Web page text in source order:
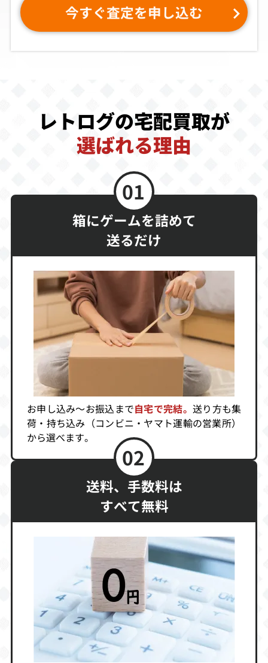
ダイナマイト刑
事2 2
ゴーレムのまい
ご
ヴァンパイア ク
ロニクル フォー
マッチングサー
630
燃えろ！ジャス
ティス学園
買取価格
600
ザ・キング・オ
ブ・ファイター
ズ99 Evolution
（ベストプライ
ス）
570
買取価格
500
ベルセルク 千年
帝国の鷹編 喪失
買取価格 買取価格
450
幕末浪漫第ニ幕
月華の剣士 ファ
イナルエディシ
買取価格
448
クレイジータク
シー
396
マクロスM3（通
常版）
買取価格
380
サクラ大戦3メ ストリートファ
イターZERO3 サ
イキョー流道場
買取価格
320
ニカ－完全版
買取価格
280
CAPCOM VS. SN
K 2 ミリオネア
ファイティング
2001
買取価格
269
ザキングオブフ
ァイターズ ドリ
ームマッチ1999
買取価格
184
DEAD OR ALIVE
2（通常版）
今すぐ査定を申し込む
レトログの宅配買取が
選ばれる理由
01
箱にゲームを詰めて
送るだけ
お申し込み～お振込まで自宅で完結。 送り方も集
荷・持ち込み（コンビニ・ヤマト運輸の営業所）
から選べます。
02
送料、手数料は
すべて無料